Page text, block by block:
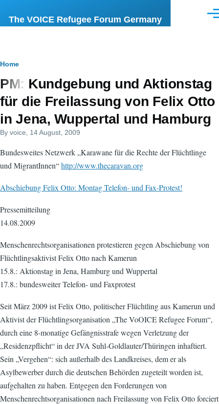
The VOICE Refugee Forum Germany
Breadcrumb
Home
PM: Kundgebung und Aktionstag
für die Freilassung von Felix Otto
in Jena, Wuppertal und Hamburg
By voice , 14 August, 2009
Bundesweites Netzwerk „Karawane für die Rechte der Flüchtlinge
und MigrantInnen“http://www.thecaravan.org
Abschiebung Felix Otto: Montag Telefon- und Fax-Protest!
Pressemitteilung
14.08.2009
Menschenrechtsorganisationen protestieren gegen Abschiebung von
Flüchtlingsaktivist Felix Otto nach Kamerun
15.8.: Aktionstag in Jena, Hamburg und Wuppertal
17.8.: bundesweiter Telefon- und Faxprotest
Seit März 2009 ist Felix Otto, politischer Flüchtling aus Kamerun und
Aktivist der Flüchtlingsorganisation „The VoOICE Refugee Forum“,
durch eine 8-monatige Gefängnisstrafe wegen Verletzung der
„Residenzpflicht“ in der JVA Suhl-Goldlauter/Thüringen inhaftiert.
Sein „Vergehen“: sich außerhalb des Landkreises, dem er als
Asylbewerber durch die deutschen Behörden zugeteilt worden ist,
aufgehalten zu haben. Entgegen den Forderungen von
Menschenrechtsorganisationen nach Freilassung von Felix Otto forciert